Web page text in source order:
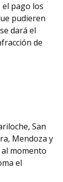
pago los
pudieren
dará el
de
San
Mendoza y
momento
el